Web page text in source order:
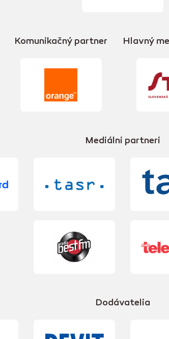
Komunikačný partner Hlavný
Mediálni partneri
Dodávatelia